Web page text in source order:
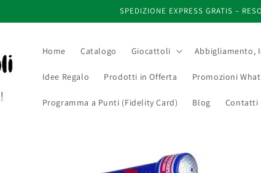
SPEDIZIONE EXPRESS GRATIS –
Home Catalogo Giocattoli Abbigliamento,
Idee Regalo Prodotti in Offerta Promozioni
Programma a Punti (Fidelity Card) Blog Contatti